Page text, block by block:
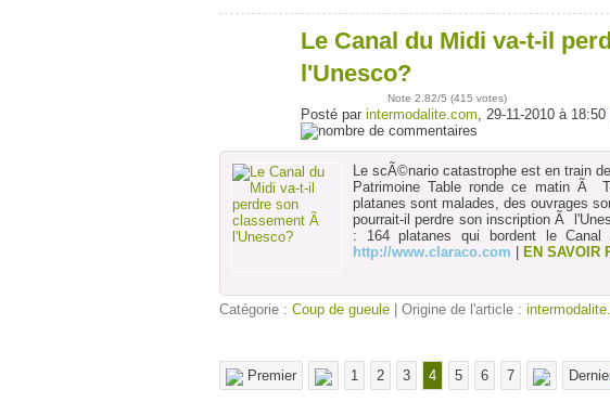
Le Canal du Midi va-t-il
l'Unesco?
Note 2.82/5 (415 votes)
Posté par intermodalite.com, 29-11-2010 à 18:50 |
Le scÃ©nario catastrophe est en train
Patrimoine Table ronde ce matin Ã
platanes sont malades, des ouvrages
pourrait-il perdre son inscription Ã
: 164 platanes qui bordent le
http://www.claraco.com
EN SAVOIR
Catégorie : Coup de gueule | Origine de l'article :
Premier 1 2 3 4 5 6 7